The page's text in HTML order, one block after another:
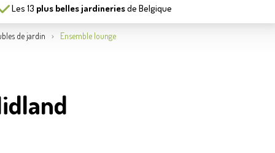
Plantes d’intérieur
Oiseaux en cage et oiseaux en liberté
Chauffage de terrasse
Les 13 plus belles jardineriesde Belgique
de jardin Ensemble lounge